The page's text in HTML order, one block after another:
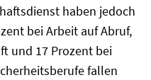
haben jedoch
bei Arbeit auf Abruf,
und 17 Prozent bei
fallen